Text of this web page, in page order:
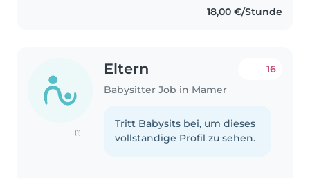
18,00 €/Stunde
(1)
Eltern
Babysitter Job in Mamer
16
Tritt Babysits bei, um dieses
vollständige Profil zu sehen.